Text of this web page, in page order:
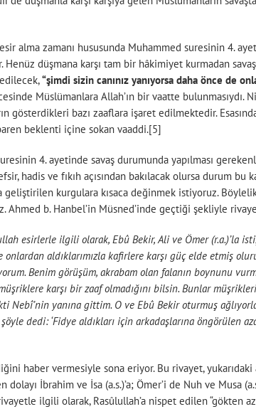
alma zamanı hususunda Muhammed suresinin 4.
düşmana karşı tam bir hâkimiyet kurmadan
“şimdi sizin canınız yanıyorsa daha önce de
Müslümanlara Allah’ın bir vaatte bulunmasıydı.
gösterdikleri bazı zaaflara işaret edilmektedir.
beklenti içine sokan vaaddi.[5]
4. ayetinde savaş durumunda yapılması
hadis ve fıkıh açısından bakılacak olursa durum
kurgulara kısaca değinmek istiyoruz.
b. Hanbel’in Müsned’inde geçtiği şekliyle
esirlerle ilgili olarak, Ebû Bekir, Ali ve Ömer (r.a.)’la
aldıklarımızla kafirlere karşı güç elde etmiş
Benim görüşüm, akrabam olan falanın boynunu
karşı bir zaaf olmadığını bilsin. Bunlar
yanına gittim. O ve Ebû Bekir oturmuş
dedi: ‘Fidye aldıkları için arkadaşlarına öngörülen
haber vermesiyle sona eriyor. Bu rivayet,
İbrahim ve İsa (a.s.)’a; Ömer’i de Nuh ve Musa
ilgili olarak, Rasûlullah’a nispet edilen “gökten